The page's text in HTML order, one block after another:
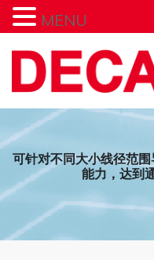
content
可针对不同大小线径范
能力，达到
MENU